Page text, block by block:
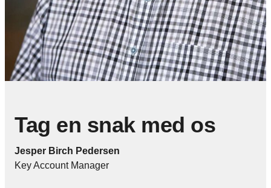
Tag en snak med os
Jesper Birch Pedersen
Key Account Manager